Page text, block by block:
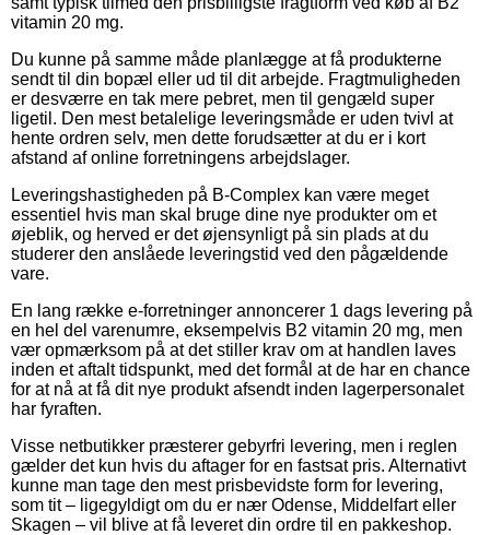
vitamin 20 mg.
Du kunne på samme måde planlægge at få produkterne
sendt til din bopæl eller ud til dit arbejde. Fragtmuligheden
er desværre en tak mere pebret, men til gengæld super
ligetil. Den mest betalelige leveringsmåde er uden tvivl at
hente ordren selv, men dette forudsætter at du er i kort
afstand af online forretningens arbejdslager.
Leveringshastigheden på B-Complex kan være meget
essentiel hvis man skal bruge dine nye produkter om et
øjeblik, og herved er det øjensynligt på sin plads at du
studerer den anslåede leveringstid ved den pågældende
vare.
En lang række e-forretninger annoncerer 1 dags levering på
en hel del varenumre, eksempelvis B2 vitamin 20 mg, men
vær opmærksom på at det stiller krav om at handlen laves
inden et aftalt tidspunkt, med det formål at de har en chance
for at nå at få dit nye produkt afsendt inden lagerpersonalet
har fyraften.
Visse netbutikker præsterer gebyrfri levering, men i reglen
gælder det kun hvis du aftager for en fastsat pris. Alternativt
kunne man tage den mest prisbevidste form for levering,
som tit – ligegyldigt om du er nær Odense, Middelfart eller
Skagen – vil blive at få leveret din ordre til en pakkeshop.